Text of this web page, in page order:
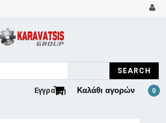
SEARCH
Καλάθι αγορών 0
Εγγραφή